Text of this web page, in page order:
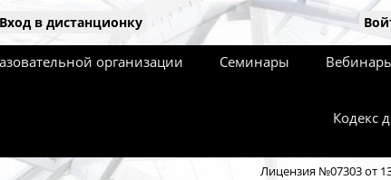
Вход в дистанционку
организации Семинары
Кодекс
Лицензия №07303 от